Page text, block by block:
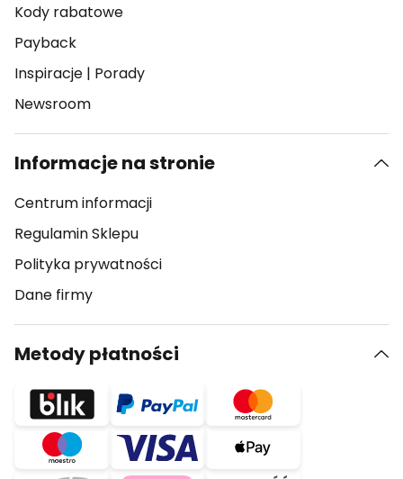
Kody rabatowe
Payback
Inspiracje | Porady
Newsroom
Informacje na stronie
Centrum informacji
Regulamin Sklepu
Polityka prywatności
Dane firmy
Metody płatności